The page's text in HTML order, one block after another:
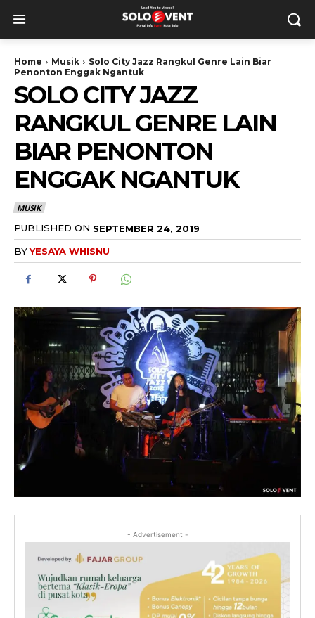
Home Musik
Solo City Jazz Rangkul Genre Lain Biar
Penonton Enggak Ngantuk
SOLO CITY JAZZ
RANGKUL GENRE LAIN
BIAR PENONTON
ENGGAK NGANTUK
MUSIK
PUBLISHED ON SEPTEMBER 24, 2019
BYYESAYA WHISNU
- Advertisement -